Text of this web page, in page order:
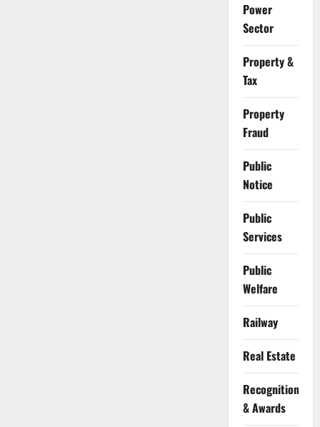
Power
Sector
Property &
Tax
Property
Fraud
Public
Notice
Public
Services
Public
Welfare
Railway
Real Estate
Recognition
& Awards